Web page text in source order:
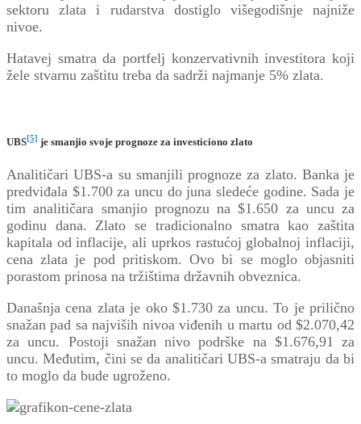
sektoru zlata i rudarstva dostiglo višegodišnje najniže
nivoe.
Hatavej smatra da portfelj konzervativnih investitora koji
žele stvarnu zaštitu treba da sadrži najmanje 5% zlata.
UBS[5] je smanjio svoje prognoze za investiciono zlato
Analitičari UBS-a su smanjili prognoze za zlato. Banka je
predviđala $1.700 za uncu do juna sledeće godine. Sada je
tim analitičara smanjio prognozu na $1.650 za uncu za
godinu dana. Zlato se tradicionalno smatra kao zaštita
kapitala od inflacije, ali uprkos rastućoj globalnoj inflaciji,
cena zlata je pod pritiskom. Ovo bi se moglo objasniti
porastom prinosa na tržištima državnih obveznica.
Današnja cena zlata je oko $1.730 za uncu. To je prilično
snažan pad sa najviših nivoa viđenih u martu od $2.070,42
za uncu. Postoji snažan nivo podrške na $1.676,91 za
uncu. Međutim, čini se da analitičari UBS-a smatraju da bi
to moglo da bude ugroženo.